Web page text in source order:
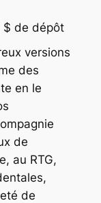
versions
des
en le
de
au RTG,
de